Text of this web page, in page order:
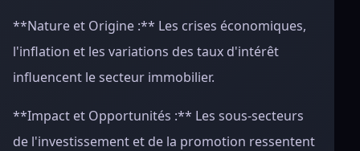
**Nature et Origine :** Les crises économiques,
l'inflation et les variations des taux d'intérêt
influencent le secteur immobilier.
**Impact et Opportunités :** Les sous-secteurs
de l'investissement et de la promotion ressentent